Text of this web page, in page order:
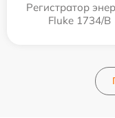
Регистратор
Fluke 1734/B